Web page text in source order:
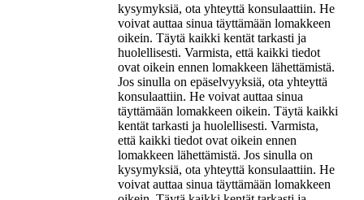
kysymyksiä, ota yhteyttä konsulaattiin. He
voivat auttaa sinua täyttämään lomakkeen
oikein. Täytä kaikki kentät tarkasti ja
huolellisesti. Varmista, että kaikki tiedot
ovat oikein ennen lomakkeen lähettämistä.
Jos sinulla on epäselvyyksiä, ota yhteyttä
konsulaattiin. He voivat auttaa sinua
täyttämään lomakkeen oikein. Täytä kaikki
kentät tarkasti ja huolellisesti. Varmista,
että kaikki tiedot ovat oikein ennen
lomakkeen lähettämistä. Jos sinulla on
kysymyksiä, ota yhteyttä konsulaattiin. He
voivat auttaa sinua täyttämään lomakkeen